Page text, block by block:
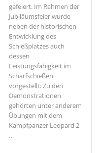
gefeiert. Im Rahmen der
Jubiläumsfeier wurde
neben der historischen
Entwicklung des
Schießplatzes auch
dessen
Leistungsfähigkeit im
Scharfschießen
vorgestellt: Zu den
Demonstrationen
gehörten unter anderem
Übungen mit dem
Kampfpanzer Leopard 2,
…